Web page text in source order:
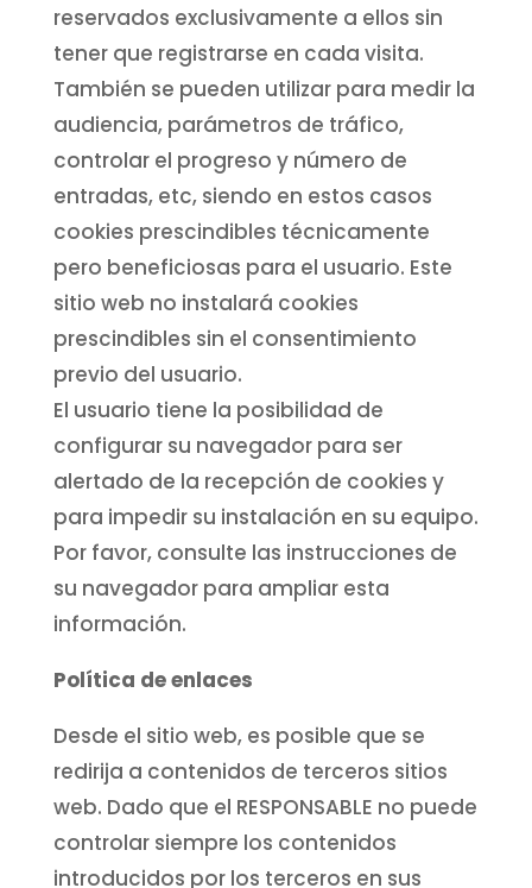
reservados exclusivamente a ellos sin
tener que registrarse en cada visita.
También se pueden utilizar para medir la
audiencia, parámetros de tráfico,
controlar el progreso y número de
entradas, etc, siendo en estos casos
cookies prescindibles técnicamente
pero beneficiosas para el usuario. Este
sitio web no instalará cookies
prescindibles sin el consentimiento
previo del usuario.
El usuario tiene la posibilidad de
configurar su navegador para ser
alertado de la recepción de cookies y
para impedir su instalación en su equipo.
Por favor, consulte las instrucciones de
su navegador para ampliar esta
información.
Política de enlaces
Desde el sitio web, es posible que se
redirija a contenidos de terceros sitios
web. Dado que el RESPONSABLE no puede
controlar siempre los contenidos
introducidos por los terceros en sus